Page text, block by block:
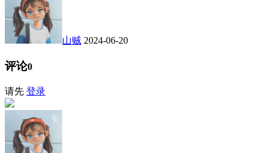
山贼 2024-06-20
评论0
请先 登录